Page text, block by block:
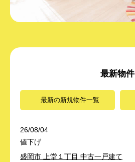
最新物件
最新の新規物件一覧
26/08/04
値下げ
盛岡市 上堂１丁目 中古一戸建て